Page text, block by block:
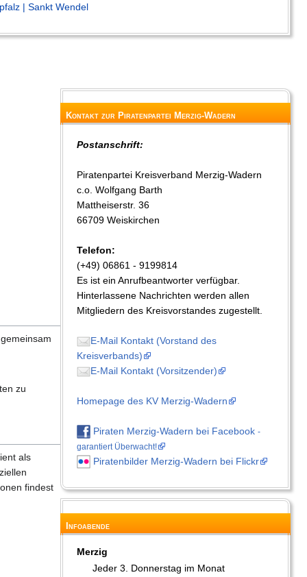
| Sankt Wendel
zu
als
findest
Kontakt zur Piratenpartei Merzig-Wadern
Postanschrift:
Piratenpartei Kreisverband Merzig-Wadern
c.o. Wolfgang Barth
Mattheiserstr. 36
66709 Weiskirchen
Telefon:
(+49) 06861 - 9199814
Es ist ein Anrufbeantworter verfügbar.
Hinterlassene Nachrichten werden allen
Mitgliedern des Kreisvorstandes zugestellt.
E-Mail Kontakt (Vorstand des
Kreisverbands)
E-Mail Kontakt (Vorsitzender)
Homepage des KV Merzig-Wadern
Piraten Merzig-Wadern bei Facebook-
garantiert Überwacht!
Piratenbilder Merzig-Wadern bei Flickr
Infoabende
Merzig
Jeder 3. Donnerstag im Monat